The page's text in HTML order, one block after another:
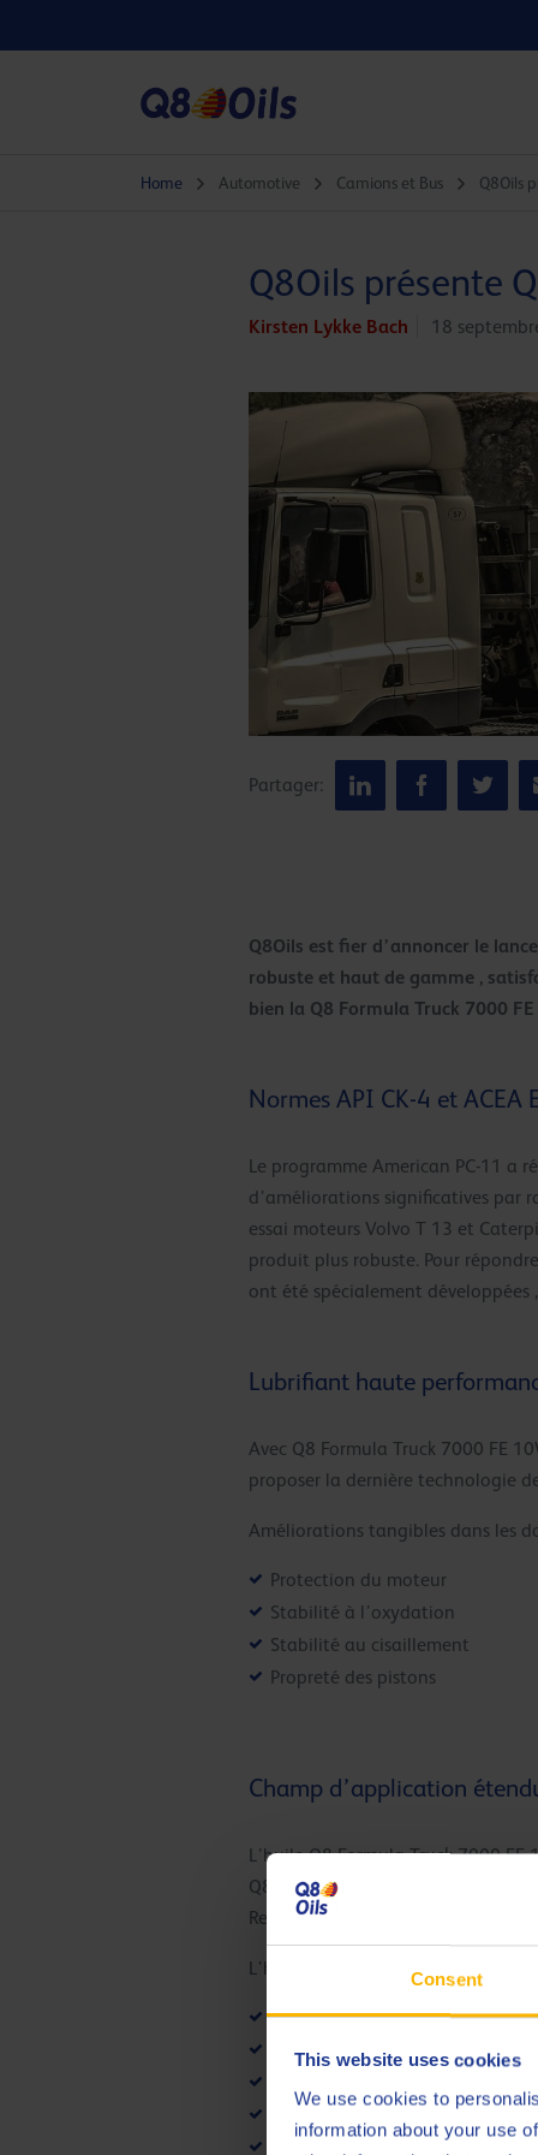
Consent
This website uses cookies
We use cookies to
information about your use
Home Automotive Camions et Bus Q8Oils
Q8Oils présente
Kirsten Lykke Bach 18
Partager:
Q8Oils est fier d’annoncer le
robuste et haut de gamme ,
bien la Q8 Formula Truck 7000
Normes API CK-4 et ACEA
Le programme American PC-11 a
d’améliorations significatives par
essai moteurs Volvo T 13 et
produit plus robuste. Pour
ont été spécialement développées
Lubrifiant haute
Avec Q8 Formula Truck 7000 FE
proposer la dernière technologie
Améliorations tangibles dans les
Protection du moteur
Stabilité à l’oxydation
Stabilité au cisaillement
Propreté des pistons
Champ d’application
L’huile Q8 Formula Truck 7000
Q8 Formula Truck 7000 FE 10W-
Renault RLD-4. La plupart des
L’huile Q8 Formula Truck 7000 FE
ACEA E9-16
API CK-4, CJ-4
Detroit Diesel DFS 93K222